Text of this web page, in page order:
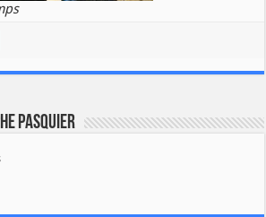
PASQUIER